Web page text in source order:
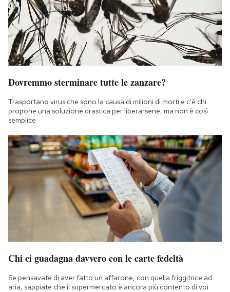
Dovremmo sterminare tutte le zanzare?
Trasportano virus che sono la causa di milioni di morti e c'è chi
propone una soluzione drastica per liberarsene, ma non è così
semplice
Chi ci guadagna davvero con le carte fedeltà
Se pensavate di aver fatto un affarone, con quella friggitrice ad
aria, sappiate che il supermercato è ancora più contento di voi